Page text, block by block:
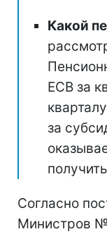
Какой
ЕСВ за
за
Согласно
Министров